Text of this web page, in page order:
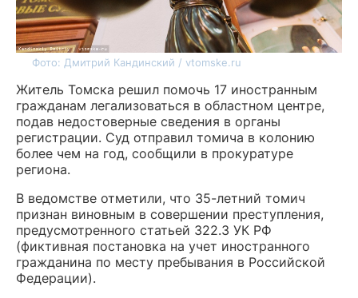
Фото: Дмитрий Кандинский / vtomske.ru
Житель Томска решил помочь 17 иностранным
гражданам легализоваться в областном центре,
подав недостоверные сведения в органы
регистрации. Суд отправил томича в колонию
более чем на год, сообщили в прокуратуре
региона.
В ведомстве отметили, что 35-летний томич
признан виновным в совершении преступления,
предусмотренного статьей 322.3 УК РФ
(фиктивная постановка на учет иностранного
гражданина по месту пребывания в Российской
Федерации).